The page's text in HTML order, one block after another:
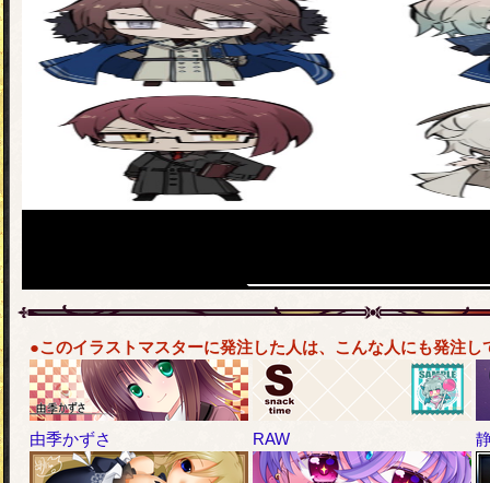
●このイラストマスターに発注した人は、こんな人にも発注し
由季かずさ RAW